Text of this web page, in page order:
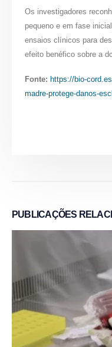
Os investigadores
pequeno e em fase
ensaios clínicos para
efeito benéfico sobre a
Fonte: https://bio-
madre-protege-danos-
PUBLICAÇÕES